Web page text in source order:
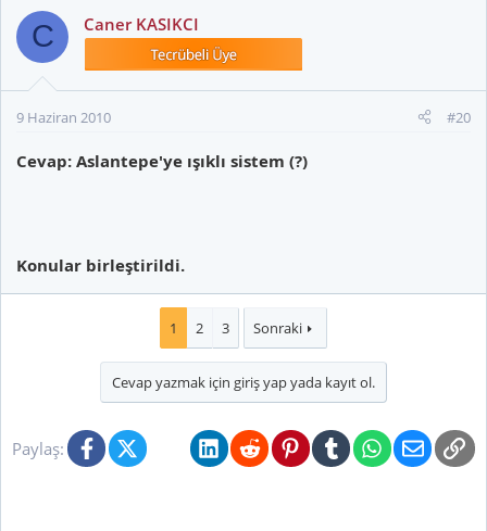
C Caner KASIKCI
9 Haziran 2010 #20
Cevap: Aslantepe'ye ışıklı sistem (?)
Konular birleştirildi.
1 2 3 Sonraki
Cevap yazmak için giriş yap yada kayıt ol.
Paylaş: FacebookX (Twitter)BlueskyLinkedInRedditPinterestTumblrWhatsApp
E-posta